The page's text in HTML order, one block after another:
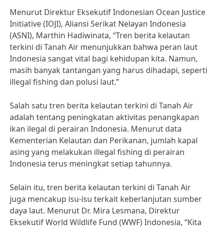
Menurut Direktur Eksekutif Indonesian Ocean Justice
Initiative (IOJI), Aliansi Serikat Nelayan Indonesia
(ASNI), Marthin Hadiwinata, “Tren berita kelautan
terkini di Tanah Air menunjukkan bahwa peran laut
Indonesia sangat vital bagi kehidupan kita. Namun,
masih banyak tantangan yang harus dihadapi, seperti
illegal fishing dan polusi laut.”
Salah satu tren berita kelautan terkini di Tanah Air
adalah tentang peningkatan aktivitas penangkapan
ikan ilegal di perairan Indonesia. Menurut data
Kementerian Kelautan dan Perikanan, jumlah kapal
asing yang melakukan illegal fishing di perairan
Indonesia terus meningkat setiap tahunnya.
Selain itu, tren berita kelautan terkini di Tanah Air
juga mencakup isu-isu terkait keberlanjutan sumber
daya laut. Menurut Dr. Mira Lesmana, Direktur
Eksekutif World Wildlife Fund (WWF) Indonesia, “Kita